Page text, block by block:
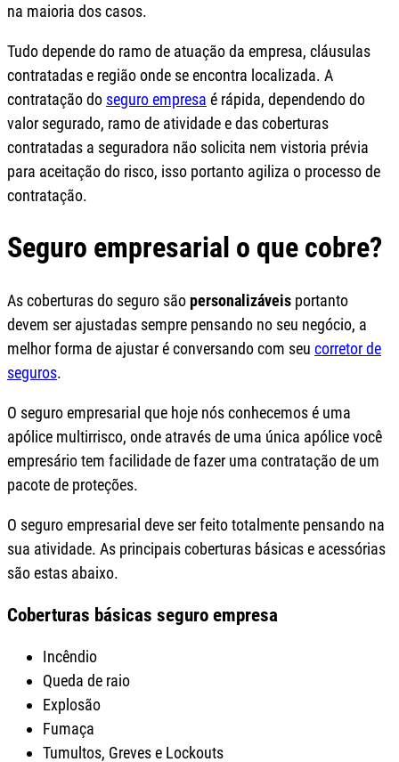
na maioria dos casos.
Tudo depende do ramo de atuação da empresa, cláusulas
contratadas e região onde se encontra localizada. A
contratação do seguro empresa é rápida, dependendo do
valor segurado, ramo de atividade e das coberturas
contratadas a seguradora não solicita nem vistoria prévia
para aceitação do risco, isso portanto agiliza o processo de
contratação.
Seguro empresarial o que cobre?
As coberturas do seguro sãopersonalizáveis portanto
devem ser ajustadas sempre pensando no seu negócio, a
melhor forma de ajustar é conversando com seu corretor de
seguros.
O seguro empresarial que hoje nós conhecemos é uma
apólice multirrisco, onde através de uma única apólice você
empresário tem facilidade de fazer uma contratação de um
pacote de proteções.
O seguro empresarial deve ser feito totalmente pensando na
sua atividade. As principais coberturas básicas e acessórias
são estas abaixo.
Coberturas básicas seguro empresa
Incêndio
Queda de raio
Explosão
Fumaça
Tumultos, Greves e Lockouts